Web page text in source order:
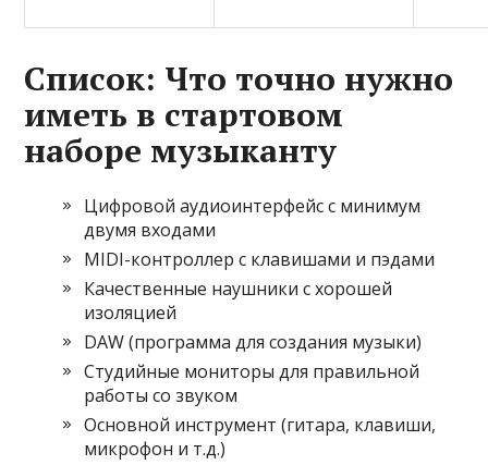
Список: Что точно нужно
иметь в стартовом
наборе музыканту
Цифровой аудиоинтерфейс с минимум
двумя входами
MIDI-контроллер с клавишами и пэдами
Качественные наушники с хорошей
изоляцией
DAW (программа для создания музыки)
Студийные мониторы для правильной
работы со звуком
Основной инструмент (гитара, клавиши,
микрофон и т.д.)